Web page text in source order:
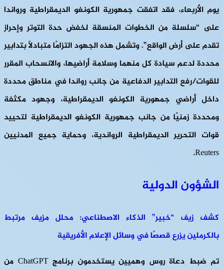
يوم الأربعاء، فقد اتفقت جمهورية الكونغو الديمقراطية ورواندا
على “سلسلة من الخطوات المنسقة لخفض حدة التوتر وإحراز
تقدم على أرض الواقع”. وتشمل هذه الجهود التزامًا متبادلًا بتدابير
محددة لدعم سيادة كل منهما وسلامة أراضيها، والانسحاب المقرر
للقوات/رفع التدابير الدفاعية من جانب رواندا في مناطق محددة
داخل أراضي جمهورية الكونغو الديمقراطية، وجهود مكثفة
ومحددة زمنيًا من جانب جمهورية الكونغو الديمقراطية لتحييد
قوات التحرير الديمقراطية الرواندية، وحماية جميع المدنيين
Reuters.
الشؤون الدولية
كشف زيف “خبير” الذكاء الاصطناعي: محلل مزيف مرتبط
بالكرملين يزرع قصصًا في وسائل الإعلام الأفريقية
تم ضبط دعاة روس وهميين يستخدمون برنامج ChatGPT من